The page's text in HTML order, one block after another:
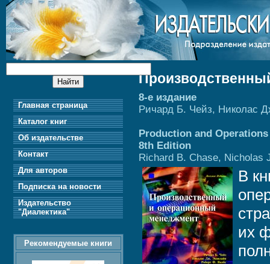
8-е издание
Ричард Б. Чейз, Николас
Production and
8th Edition
Richard B. Chase, Nicholas
В
их
Главная страница
Каталог книг
Об издательстве
Контакт
Для авторов
Подписка на новости
Издательство
"Диалектика"
Рекомендуемые книги